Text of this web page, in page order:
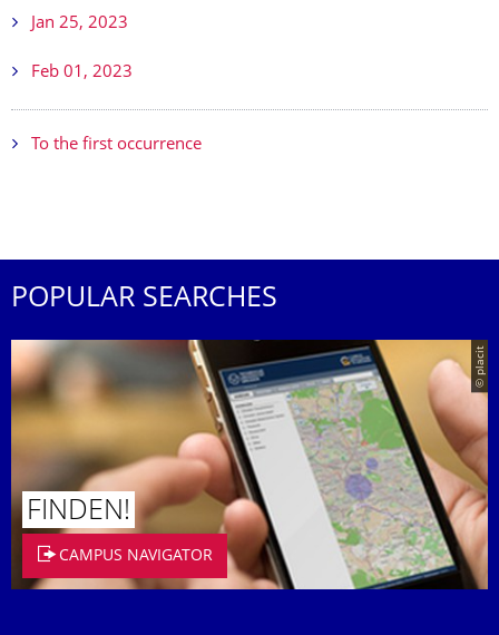
Jan 25, 2023
Feb 01, 2023
To the first occurrence
POPULAR SEARCHES
© placit
FINDEN!
CAMPUS NAVIGATOR